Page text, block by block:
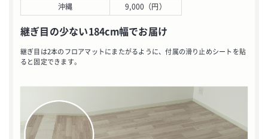
沖縄
9,000（円）
継ぎ目の少ない184cm幅でお届け
継ぎ目は2本のフロアマットにまたがるように、付属の滑り止めシートを貼
ると固定できます。